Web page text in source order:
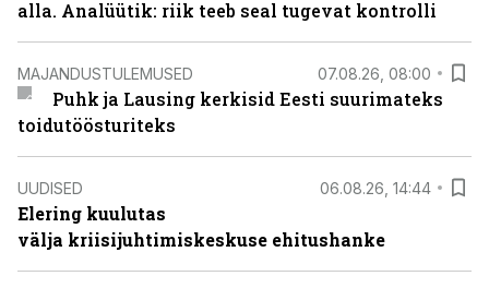
alla. Analüütik: riik teeb seal tugevat kontrolli
MAJANDUSTULEMUSED 07.08.26, 08:00
Puhk ja Lausing kerkisid Eesti suurimateks
toidutöösturiteks
UUDISED 06.08.26, 14:44
Elering kuulutas
välja kriisijuhtimiskeskuse ehitushanke